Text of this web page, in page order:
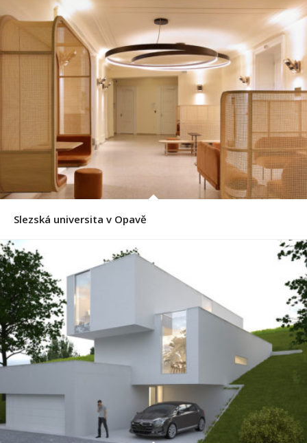
Slezská universita v Opavě